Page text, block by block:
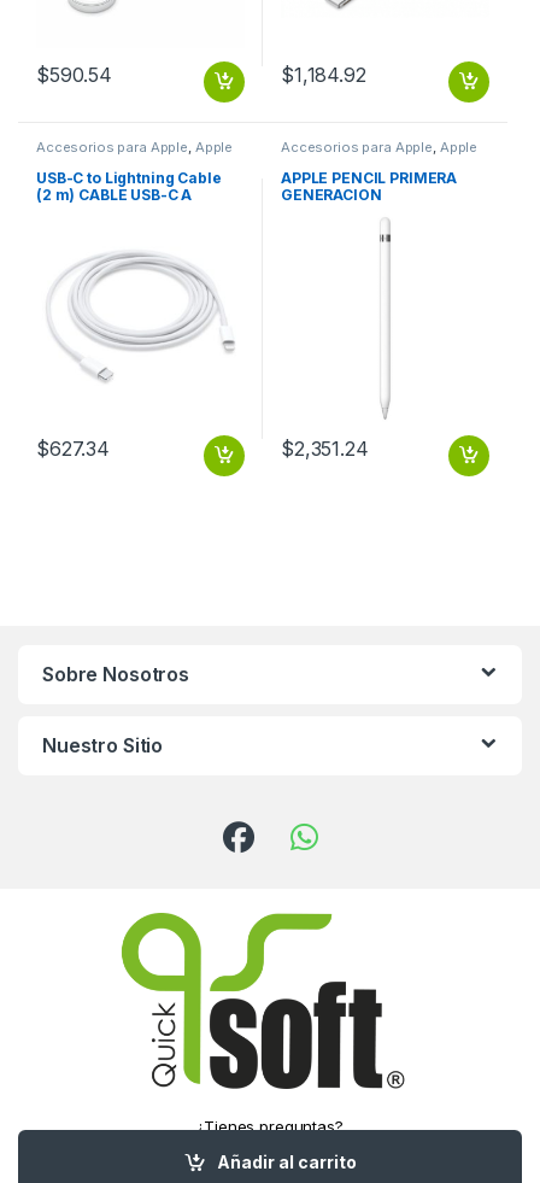
Añadir al carrito
$590.54 $1,184.92
Accesorios para Apple, Apple
USB-C to Lightning Cable
(2 m) CABLE USB-C A
$627.34
Accesorios para Apple, Apple
APPLE PENCIL PRIMERA
GENERACION
$2,351.24
Sobre Nosotros
Nuestro Sitio
¿Tienes preguntas?
(55) 5016-1321